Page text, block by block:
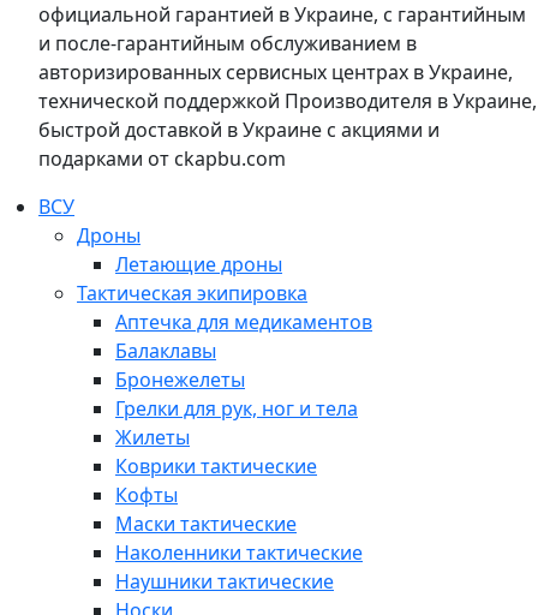
официальной гарантией в Украине, с гарантийным
и после-гарантийным обслуживанием в
авторизированных сервисных центрах в Украине,
технической поддержкой Производителя в Украине,
быстрой доставкой в Украине с акциями и
подарками от ckapbu.com
ВСУ
Дроны
Летающие дроны
Тактическая экипировка
Аптечка для медикаментов
Балаклавы
Бронежелеты
Грелки для рук, ног и тела
Жилеты
Коврики тактические
Кофты
Маски тактические
Наколенники тактические
Наушники тактические